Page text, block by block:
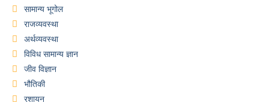
सामान्य भूगोल
राजव्यवस्था
अर्थव्यवस्था
विविध सामान्य ज्ञान
जीव विज्ञान
भौतिकी
रशायन